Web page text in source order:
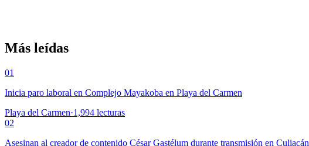
Más leídas
01
Inicia paro laboral en Complejo Mayakoba en Playa del Carmen
Playa del Carmen·1,994 lecturas
02
Asesinan al creador de contenido César Gastélum durante transmisión en Culiacán